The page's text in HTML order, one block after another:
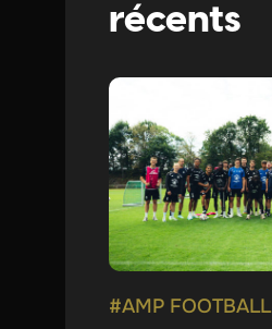
récents
#AMP FOOTBALL